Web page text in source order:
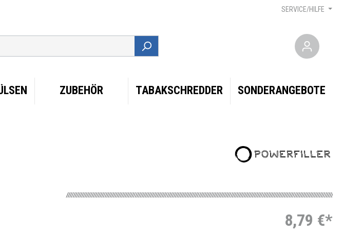
SERVICE/HILFE
ZUBEHÖR TABAKSCHREDDER SONDERANGEBOTE
8,79 €*